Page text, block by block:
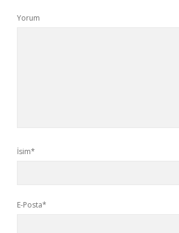
Yorum
İsim*
E-Posta*